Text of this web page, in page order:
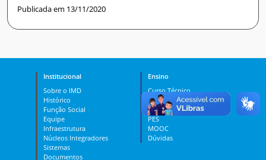
Publicada em 13/11/2020
Institucional
Sobre o IMD
Histórico
Função Social
Equipe
Infraestrutura
Núcleos Integradores
Sistemas
Documentos
Ensino
Curso Técnico
Graduação
Pós-graduação
PES
MOOC
Dúvidas